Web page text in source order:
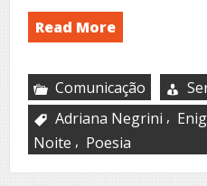
Read More
Comunicação
Adriana Negrini ,
Noite , Poesia